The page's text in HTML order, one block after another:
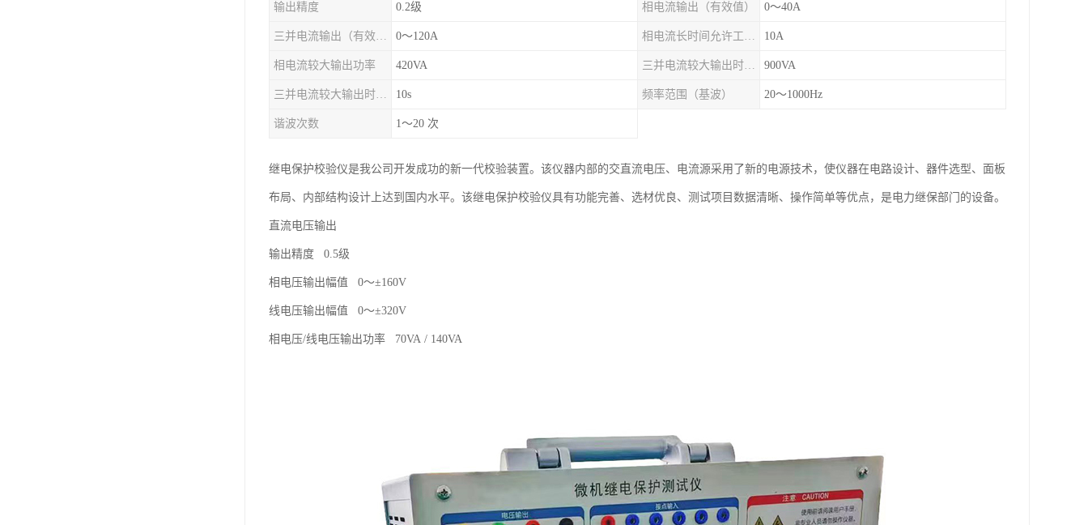
输出精度 0.2级 相电流输出（有效值） 0～40A
三并电流输出（有效值） 0～120A 相电流长时间允许工作值（有效值） 10A
相电流较大输出功率 420VA 三并电流较大输出时较大输出功率 900VA
三并电流较大输出时允许工作时间 10s 频率范围（基波） 20～1000Hz
谐波次数 1～20 次
继电保护校验仪是我公司开发成功的新一代校验装置。该仪器内部的交直流电压、电流源采用了新的电源技术，使仪器在电路设计、器件选型、面板
布局、内部结构设计上达到国内水平。该继电保护校验仪具有功能完善、选材优良、测试项目数据清晰、操作简单等优点，是电力继保部门的设备。
直流电压输出
输出精度 0.5级
相电压输出幅值 0～±160V
线电压输出幅值 0～±320V
相电压/线电压输出功率 70VA / 140VA